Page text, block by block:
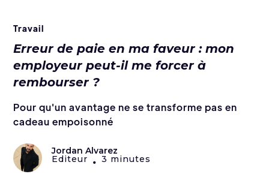
Travail
Erreur de paie en ma faveur : mon
employeur peut-il me forcer à
rembourser ?
Pour qu'un avantage ne se transforme pas en
cadeau empoisonné
Jordan Alvarez
Editeur • 3 minutes